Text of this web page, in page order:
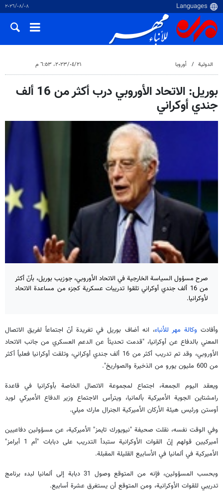
٠٨‏/٠٨‏/٢٠٢٦
الدولية أوروبا ٢١‏/٠٤‏/٢٠٢٣، ٦:٥٣ م
بوريل: الاتحاد الأوروبي درب أكثر من 16 ألف
جندي أوكراني
صرح مسؤول السياسة الخارجية في الاتحاد الأوروبي، جوزيب بوريل، بأنّ أكثر
من 16 ألف جندي أوكراني تلقوا تدريبات عسكرية كجزء من مساعدة الاتحاد
لأوكرانيا.
وأفادت وكالة مهر للأنباء، انه أضاف بوريل في تغريدة أنّ اجتماعاً لفريق الاتصال
المعني بالدفاع عن أوكرانيا، "قدمت تحديثاً عن الدعم العسكري من جانب الاتحاد
الأوروبي، وقد تم تدريب أكثر من 16 ألف جندي أوكراني، وتلقت أوكرانيا فعلياً أكثر
من 600 مليون يورو من الذخيرة والصواريخ".
ويعقد اليوم الجمعة، اجتماع لمجموعة الاتصال الخاصة بأوكرانيا في قاعدة
رامشتاين الجوية الأميركية بألمانيا، ويترأس الاجتماع وزير الدفاع الأميركي لويد
أوستن ورئيس هيئة الأركان الأميركية الجنرال مارك ميلي.
وفي الوقت نفسه، نقلت صحيفة "نيويورك تايمز" الأميركية، عن مسؤولين دفاعيين
أميركيين قولهم إنّ القوات الأوكرانية ستبدأ التدريب على دبابات "أم 1 أبرامز"
الأميركية في ألمانيا في الأسابيع القليلة المقبلة.
وبحسب المسؤولين، فإنه من المتوقع وصول 31 دبابة إلى ألمانيا لبدء برنامج
تدريبي للقوات الأوكرانية، ومن المتوقع أن يستغرق عشرة أسابيع.